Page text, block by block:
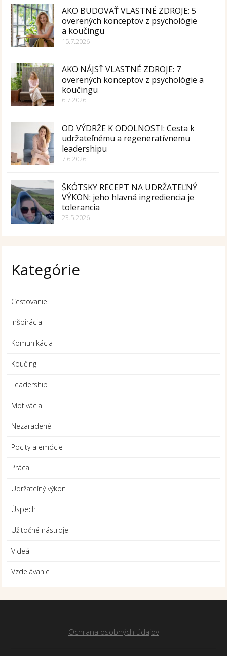
AKO BUDOVAŤ VLASTNÉ ZDROJE: 5
overených konceptov z psychológie
a koučingu
15.7.2026
AKO NÁJSŤ VLASTNÉ ZDROJE: 7
overených konceptov z psychológie a
koučingu
6.7.2026
OD VÝDRŽE K ODOLNOSTI: Cesta k
udržateľnému a regeneratívnemu
leadershipu
7.6.2026
ŠKÓTSKY RECEPT NA UDRŽATEĽNÝ
VÝKON: jeho hlavná ingrediencia je
tolerancia
23.5.2026
Kategórie
Cestovanie
Inšpirácia
Komunikácia
Koučing
Leadership
Motivácia
Nezaradené
Pocity a emócie
Práca
Udržateľný výkon
Úspech
Užitočné nástroje
Videá
Vzdelávanie
Ochrana osobných údajov